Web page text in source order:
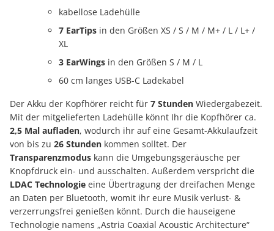
kabellose Ladehülle
7 EarTips in den Größen XS / S / M / M+ / L / L+ /
XL
3 EarWings in den Größen S / M / L
60 cm langes USB-C Ladekabel
Der Akku der Kopfhörer reicht für 7 Stunden Wiedergabezeit.
Mit der mitgelieferten Ladehülle könnt Ihr die Kopfhörer ca.
2,5 Mal aufladen, wodurch ihr auf eine Gesamt-Akkulaufzeit
von bis zu 26 Stunden kommen solltet. Der
Transparenzmodus kann die Umgebungsgeräusche per
Knopfdruck ein- und ausschalten. Außerdem verspricht die
LDAC Technologie eine Übertragung der dreifachen Menge
an Daten per Bluetooth, womit ihr eure Musik verlust- &
verzerrungsfrei genießen könnt. Durch die hauseigene
Technologie namens „Astria Coaxial Acoustic Architecture“